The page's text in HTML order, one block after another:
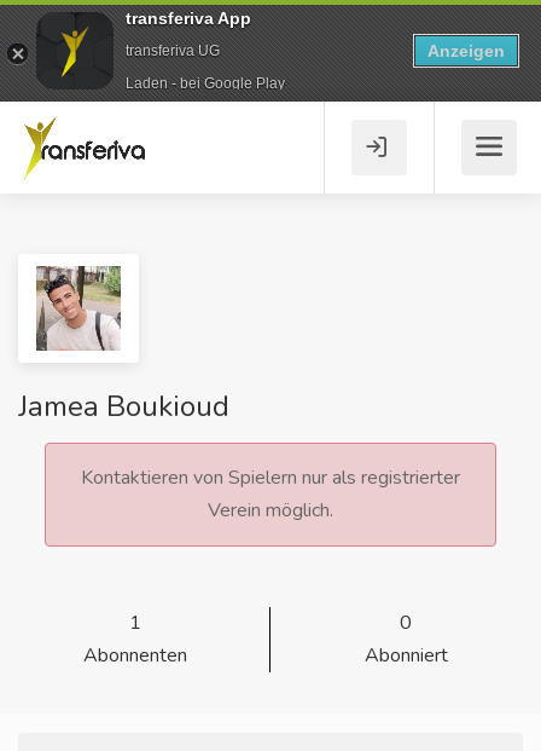
Jamea Boukioud
Kontaktieren von Spielern nur als registrierter
Verein möglich.
1
Abonnenten
0
Abonniert
transferiva App
transferiva UG
Laden - bei Google Play
Anzeigen